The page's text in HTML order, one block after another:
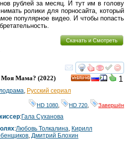
рублей за месяц. И тут им в голову
ролики для порносайта, который
популярное видео. И чтобы попасть
Скачать и Смотреть
смотреть
1
Мама? (2022)
Русский сериал
HD 1080 HD 720 Завершён
:Гала Суханова
:Любовь Толкалина Кирилл
Дмитрий Блохин